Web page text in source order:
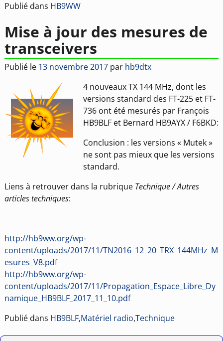
Publié dans HB9WW
Mise à jour des mesures de
transceivers
Publié le 13 novembre 2017 par hb9dtx
4 nouveaux TX 144 MHz, dont les
versions standard des FT-225 et FT-
736 ont été mesurés par François
HB9BLF et Bernard HB9AYX / F6BKD:
Conclusion : les versions « Mutek »
ne sont pas mieux que les versions
standard.
Liens à retrouver dans la rubrique Technique / Autres
articles techniques:
http://hb9ww.org/wp-
content/uploads/2017/11/TN2016_12_20_TRX_144MHz_M
esures_V8.pdf
http://hb9ww.org/wp-
content/uploads/2017/11/Propagation_Espace_Libre_Dy
namique_HB9BLF_2017_11_10.pdf
Publié dans HB9BLF,Matériel radio,Technique